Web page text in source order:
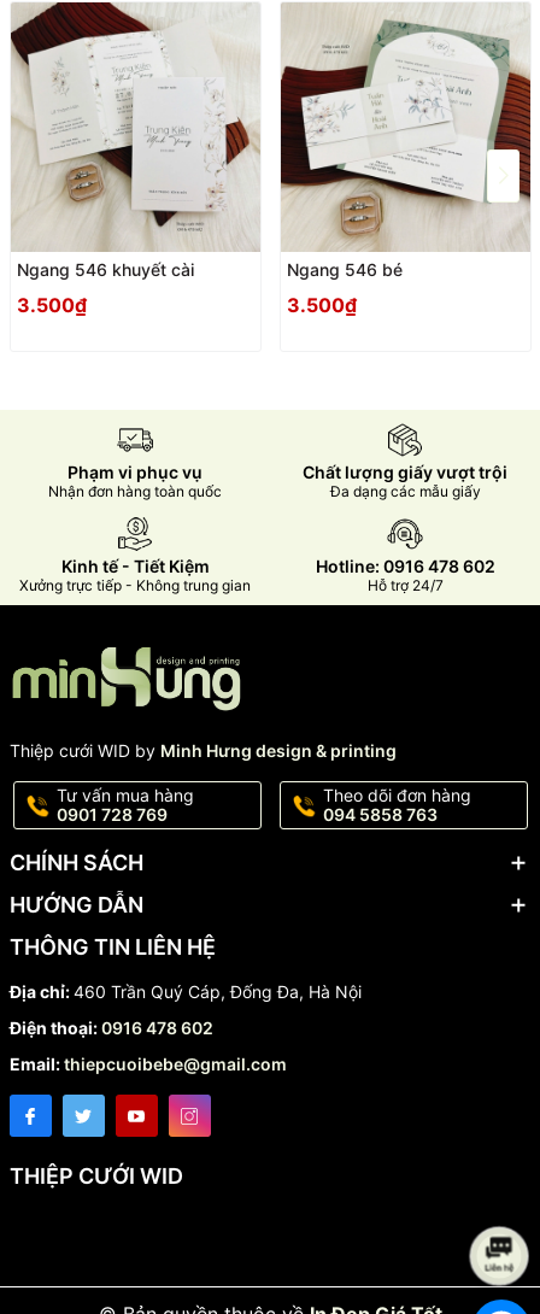
Ngang 546 khuyết cài
3.500₫
Ngang 546 bé
3.500₫
Phạm vi phục vụ
Nhận đơn hàng toàn quốc
Chất lượng giấy vượt trội
Đa dạng các mẫu giấy
Kinh tế - Tiết Kiệm
Xưởng trực tiếp - Không trung gian
Hotline: 0916 478 602
Hỗ trợ 24/7
Thiệp cưới WID by Minh Hưng design & printing
Tư vấn mua hàng
0901 728 769
Theo dõi đơn hàng
094 5858 763
CHÍNH SÁCH
HƯỚNG DẪN
THÔNG TIN LIÊN HỆ
Địa chỉ:460 Trần Quý Cáp, Đống Đa, Hà Nội
Điện thoại:0916 478 602
Email:thiepcuoibebe@gmail.com
THIỆP CƯỚI WID